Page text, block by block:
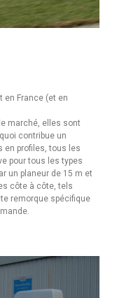
en France (et en
marché, elles sont
contribue un
en profiles, tous les
pour tous les types
un planeur de 15 m et
côte à côte, tels
remorque spécifique